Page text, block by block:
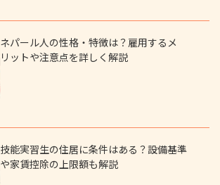
ネパール人の性格・特徴は？雇用するメ
リットや注意点を詳しく解説
技能実習生の住居に条件はある？設備基準
や家賃控除の上限額も解説